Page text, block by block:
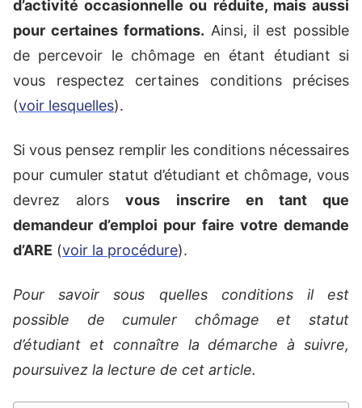
d’activité occasionnelle ou réduite, mais aussi
pour certaines formations. Ainsi, il est possible
de percevoir le chômage en étant étudiant si
vous respectez certaines conditions précises
(voir lesquelles).
Si vous pensez remplir les conditions nécessaires
pour cumuler statut d’étudiant et chômage, vous
devrez alorsvous inscrire en tant que
demandeur d’emploi pour faire votre demande
d’ARE (voir la procédure).
Pour savoir sous quelles conditions il est
possible de cumuler chômage et statut
d’étudiant et connaître la démarche à suivre,
poursuivez la lecture de cet article.